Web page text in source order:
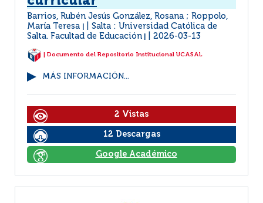
Barrios, Rubén Jesús González, Rosana ; Roppolo,
María Teresa
Salta : Universidad Católica de
Salta. Facultad de Educación
2026-03-13
| Documento del Repositorio Institucional UCASAL
MÁS INFORMACIÓN...
2 Vistas
12 Descargas
Google Académico